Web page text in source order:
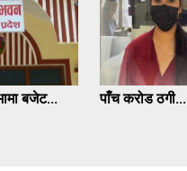
बजेट... पाँच करोड ठगी...